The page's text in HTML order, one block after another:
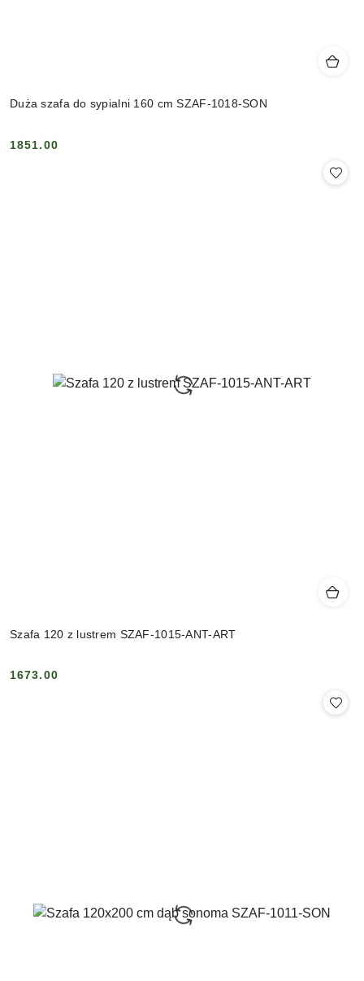
Duża szafa do sypialni 160 cm SZAF-1018-SON
Cena:
1851.00
Szafa 120 z lustrem SZAF-1015-ANT-ART
Cena:
1673.00